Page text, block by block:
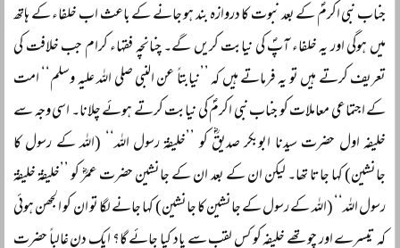
جناب نبی اکرمؐ کے بعد نبوت کا دروازہ بند ہو جانے کے باعث اب خلفاء کے ہاتھ
میں ہوگی اور یہ خلفاء آپؐ کی نیابت کریں گے۔ چنانچہ فقہاء کرام جب خلافت کی
تعریف کرتے ہیں تو یہ فرماتے ہیں کہ ’’نیابتاً عن النبی صلی اللہ علیہ وسلم‘‘ امت
کے اجتماعی معاملات کو جناب نبی اکرمؐ کی نیابت کرتے ہوئے چلانا۔ اسی وجہ سے
خلیفہ اول حضرت سیدنا ابوبکر صدیقؓ کو ’’خلیفۃ رسول اللہ‘‘ (اللہ کے رسول کا
جانشین) کہا جاتا تھا۔ لیکن ان کے بعد ان کے جانشین حضرت عمرؓ کو ’’خلیفۃ خلیفۃ
رسول اللہ‘‘ (اللہ کے رسول کے جانشین کا جانشین) کہا جانے لگا تو ان کو الجھن ہوئی
کہ تیسرے اور چوتھے خلیفہ کو کس لقب سے یاد کیا جائے گا؟ ایک دن غالباً حضرت